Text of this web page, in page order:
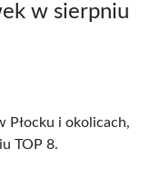
w sierpniu
Płocku i okolicach,
TOP 8.